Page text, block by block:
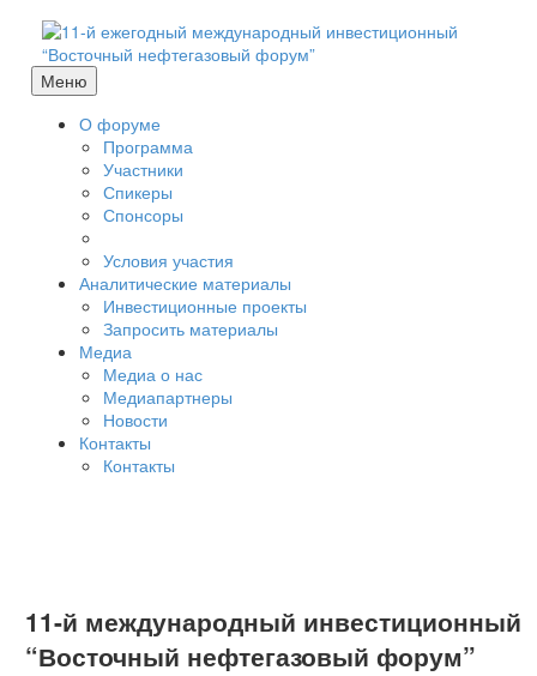
Меню
О форуме
Программа
Участники
Спикеры
Спонсоры
Условия участия
Аналитические материалы
Инвестиционные проекты
Запросить материалы
Медиа
Медиа о нас
Медиапартнеры
Новости
Контакты
Контакты
11-й международный инвестиционный
“Восточный нефтегазовый форум”